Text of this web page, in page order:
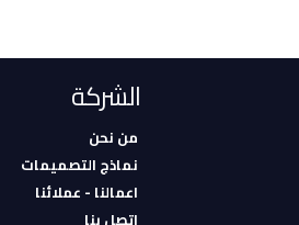
الشركة
من نحن
نماذج التصميمات
اعمالنا - عملائنا
اتصل بنا